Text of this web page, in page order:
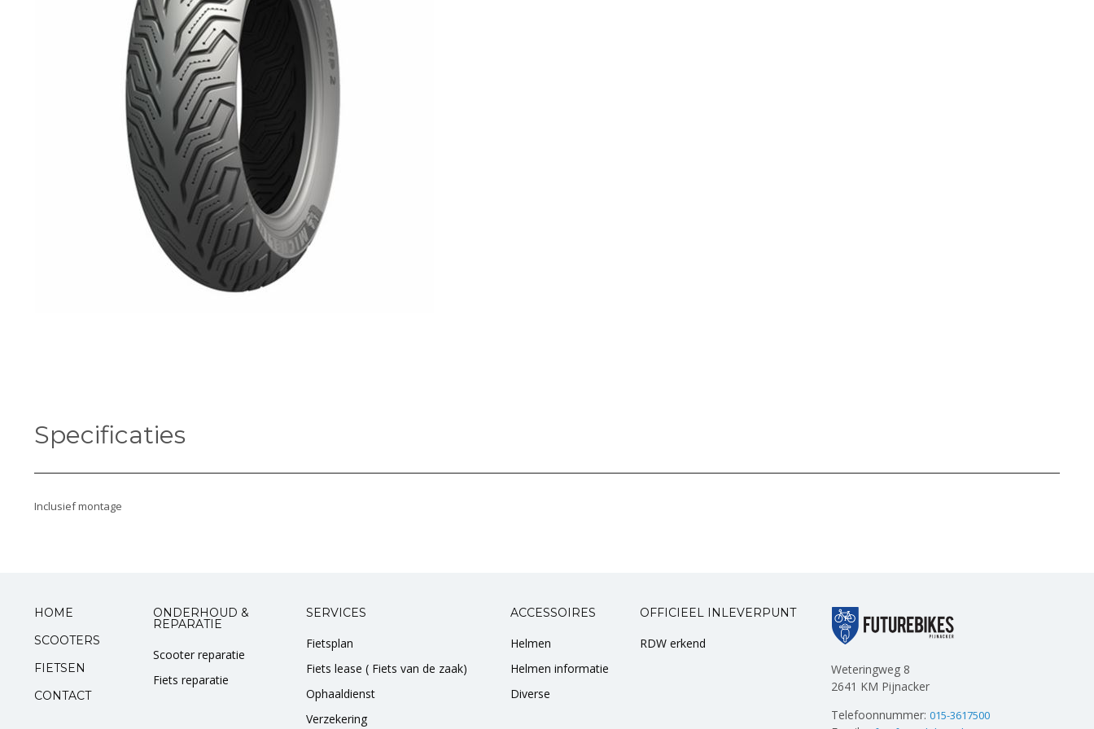
Specificaties
Inclusief montage
HOME
SCOOTERS
FIETSEN
CONTACT
ONDERHOUD &
REPARATIE
Scooter reparatie
Fiets reparatie
SERVICES
Fietsplan
Fiets lease ( Fiets van de zaak)
Ophaaldienst
Verzekering
ACCESSOIRES
Helmen
Helmen informatie
Diverse
OFFICIEEL INLEVERPUNT
RDW erkend
Weteringweg 8
2641 KM Pijnacker
Telefoonnummer:015-3617500